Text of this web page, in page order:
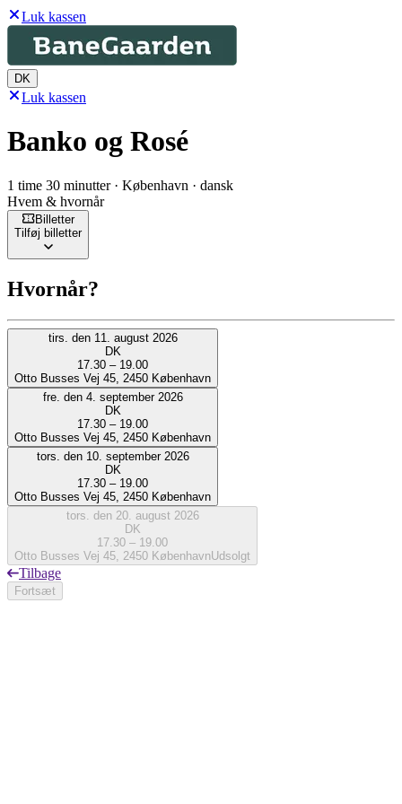
Luk kassen
DK
Luk kassen
Banko og Rosé
1 time 30 minutter · København · dansk
Hvem & hvornår
Billetter
Tilføj billetter
Hvornår?
tirs. den 11. august 2026
DK
17.30 – 19.00
Otto Busses Vej 45, 2450 København
fre. den 4. september 2026
DK
17.30 – 19.00
Otto Busses Vej 45, 2450 København
tors. den 10. september 2026
DK
17.30 – 19.00
Otto Busses Vej 45, 2450 København
tors. den 20. august 2026
DK
17.30 – 19.00
Otto Busses Vej 45, 2450 KøbenhavnUdsolgt
Tilbage
Fortsæt